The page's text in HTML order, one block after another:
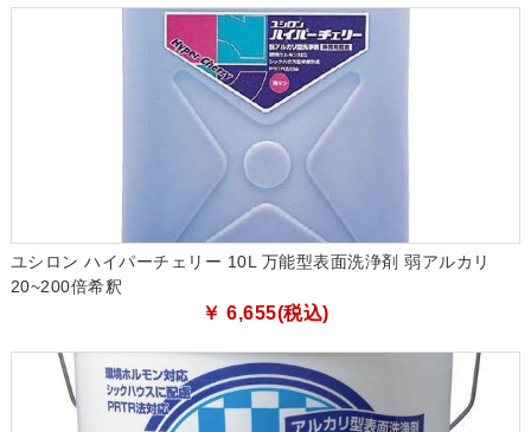
ユシロン ハイパーチェリー 10L 万能型表面洗浄剤 弱アルカリ
20~200倍希釈
￥ 6,655(税込)